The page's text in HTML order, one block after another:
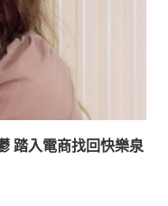
踏入電商找回快樂泉